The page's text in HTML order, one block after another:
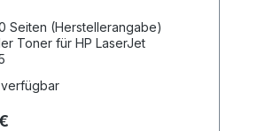
Seiten (Herstellerangabe)
Toner für HP LaserJet